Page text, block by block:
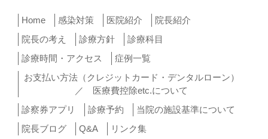
Home 感染対策 医院紹介
院長紹介
院長の考え
診療方針
診療科目
診療時間・アクセス
症例一覧
お支払い方法（クレジットカード・デンタルローン）
／ 医療費控除etc.について
診察券アプリ
診療予約
当院の施設基準について
院長ブログ
Q&A
リンク集